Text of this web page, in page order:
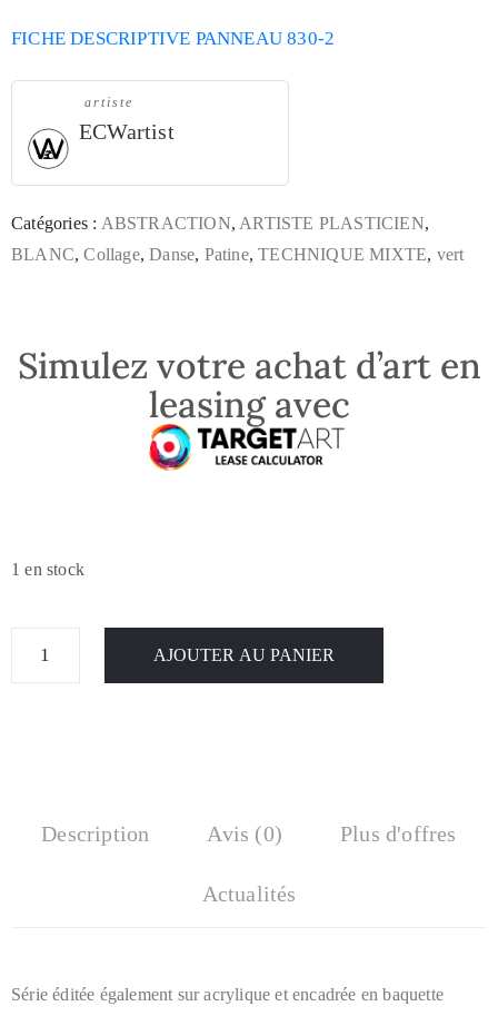
FICHE DESCRIPTIVE PANNEAU 830-2
artiste
ECWartist
Catégories : ABSTRACTION,ARTISTE PLASTICIEN,
BLANC,Collage,Danse, Patine,TECHNIQUE MIXTE, vert
Simulez votre achat d’art en
leasing avec
1 en stock
AJOUTER AU PANIER
Description Avis (0) Plus d'offres
Actualités
Série éditée également sur acrylique et encadrée en baquette